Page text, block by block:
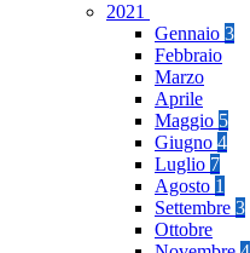
2021
Gennaio 3
Febbraio
Marzo
Aprile
Maggio 5
Giugno 4
Luglio 7
Agosto 1
Settembre 3
Ottobre